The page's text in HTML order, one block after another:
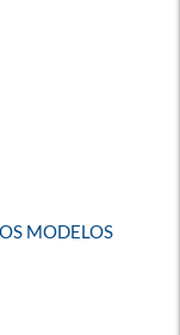
MODELOS